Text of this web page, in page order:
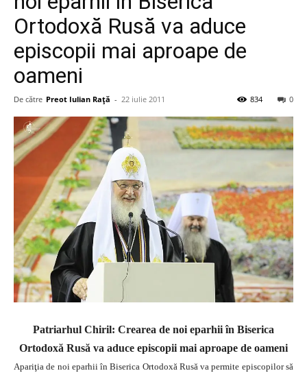
Ortodoxă Rusă va aduce
episcopii mai aproape de
oameni
De către Preot Iulian Raţă - 22 iulie 2011 0
834
Patriarhul Chiril: Crearea de noi eparhii în Biserica
Ortodoxă Rusă va aduce episcopii mai aproape de oameni
Apariţia de noi eparhii în Biserica Ortodoxă Rusă va permite episcopilor să